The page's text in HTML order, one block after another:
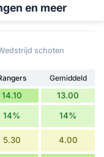
en meer
schoten
Gemiddeld
14.10 13.00
14% 14%
5.30 4.00